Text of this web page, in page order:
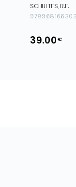
SCHULTES, R.E.
39.00€